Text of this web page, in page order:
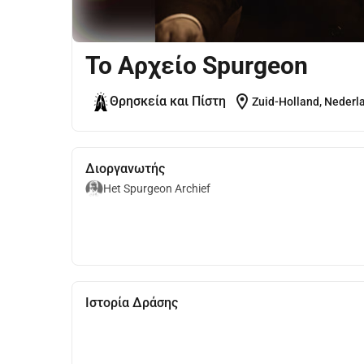
Το Αρχείο Spurgeon
Θρησκεία και Πίστη location_on Zuid-Holland,
Διοργανωτής
Het Spurgeon Archief
Ιστορία Δράσης